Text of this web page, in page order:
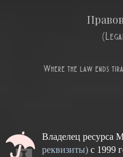
Where the law ends
Владелец ресурса
реквизиты)с 1999